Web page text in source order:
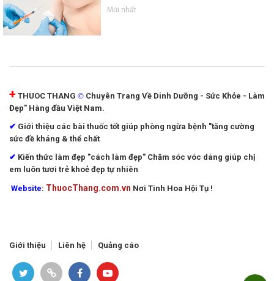
Mới nhất
+ THUOC THANG © Chuyên Trang Về Dinh Dưỡng - Sức Khỏe - Làm
Đẹp" Hàng đầu Việt Nam.
✔ Giới thiệu các bài thuốc tốt giúp phòng ngừa bệnh "tăng cường
sức đề kháng & thể chất
✔ Kiến thức làm đẹp "cách làm đẹp" Chăm sóc vóc dáng giúp chị
em luôn tươi trẻ khoẻ đẹp tự nhiên
Website: ThuocThang.com.vn Nơi Tinh Hoa Hội Tụ !
Giới thiệu Liên hệ Quảng cáo